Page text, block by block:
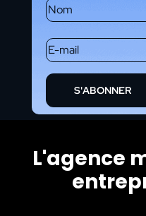
S'ABONNER
L'agence